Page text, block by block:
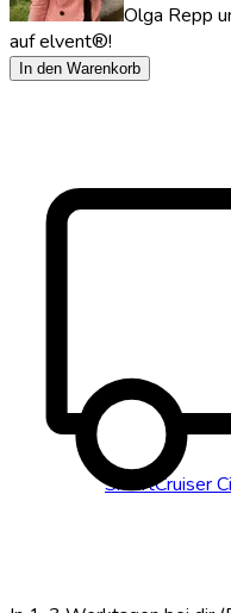
SmartCruiser
Olga Repp
auf elvent®!
In den Warenkorb